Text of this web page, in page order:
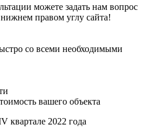
можете задать нам вопрос
правом углу сайта!
со всеми необходимыми
вашего объекта
2022 года